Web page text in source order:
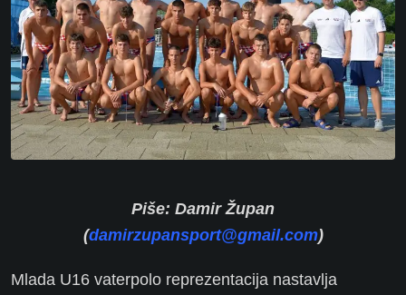
Piše: Damir Župan
(damirzupansport@gmail.com)
Mlada U16 vaterpolo reprezentacija nastavlja